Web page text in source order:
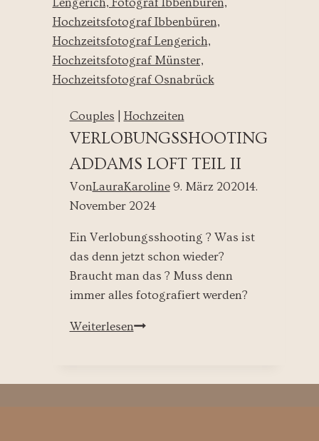
I
Couples Hochzeiten
VERLOBUNGSSHOOTING
ADDAMS LOFT TEIL II
VonLauraKaroline 9. März 202014.
November 2024
Ein Verlobungsshooting ? Was ist
das denn jetzt schon wieder?
Braucht man das ? Muss denn
immer alles fotografiert werden?
WeiterlesenVerlobungsshooting
Teil